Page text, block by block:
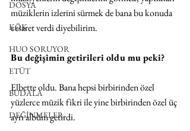
DOSYA
KÖK
HUO SORUYOR
ETÜT
BUDALA
DEĞİNMELER
müziklerin izlerini sürmek de bana bu konuda
cesaret verdi diyebilirim.
Bu değişimin getirileri oldu mu peki?
Elbette oldu. Bana hepsi birbirinden özel
yüzlerce müzik fikri ile yine birbirinden özel üç
ayrı albüm getirdi.